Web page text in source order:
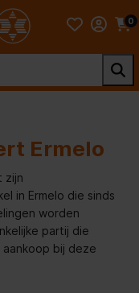
0
Ermelo
zijn
in Ermelo die sinds
worden
partij die
bij deze